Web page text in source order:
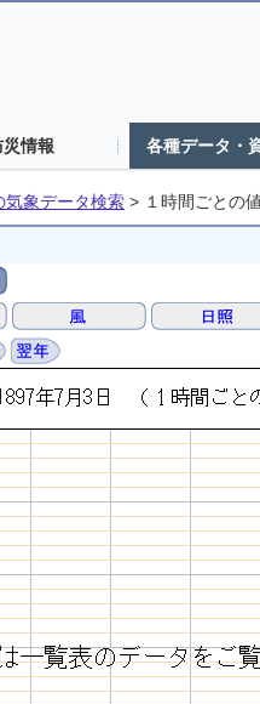
災情報 各種データ・
気象データ検索 > １時間ごとの